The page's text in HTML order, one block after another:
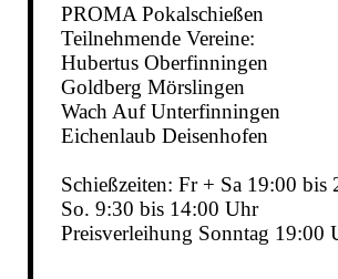
PROMA Pokalschießen
Teilnehmende Vereine:
Hubertus Oberfinningen
Goldberg Mörslingen
Wach Auf Unterfinningen
Eichenlaub Deisenhofen
Schießzeiten: Fr + Sa 19:00 bis
So. 9:30 bis 14:00 Uhr
Preisverleihung Sonntag 19:00